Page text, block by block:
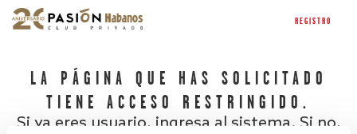
REGISTRO
LA PÁGINA QUE HAS SOLICITADO
TIENE ACCESO RESTRINGIDO.
Si ya eres usuario, ingresa al sistema. Si no,